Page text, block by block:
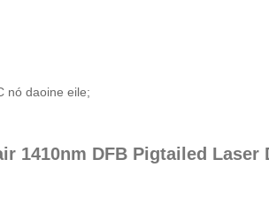
nó daoine eile;
1410nm DFB Pigtailed Laser